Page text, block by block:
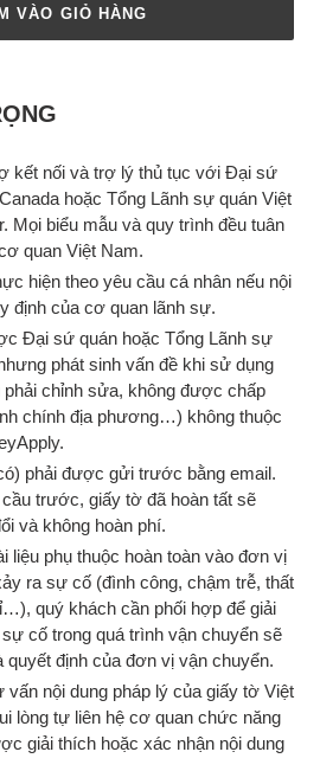
VÀO GIỎ HÀNG
kết nối và trợ lý thủ tục với Đại sứ
hoặc Tổng Lãnh sự quán Việt
Mọi biểu mẫu và quy trình đều tuân
quan Việt Nam.
hiện theo yêu cầu cá nhân nếu nội
định của cơ quan lãnh sự.
Đại sứ quán hoặc Tổng Lãnh sự
phát sinh vấn đề khi sử dụng
chỉnh sửa, không được chấp
chính địa phương…) không thuộc
phải được gửi trước bằng email.
trước, giấy tờ đã hoàn tất sẽ
và không hoàn phí.
liệu phụ thuộc hoàn toàn vào đơn vị
ra sự cố (đình công, chậm trễ, thất
quý khách cần phối hợp để giải
cố trong quá trình vận chuyển sẽ
quyết định của đơn vị vận chuyển.
vấn nội dung pháp lý của giấy tờ Việt
lòng tự liên hệ cơ quan chức năng
giải thích hoặc xác nhận nội dung